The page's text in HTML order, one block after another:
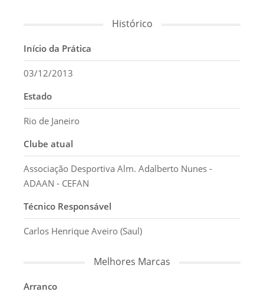
Histórico
Início da Prática
03/12/2013
Estado
Rio de Janeiro
Clube atual
Associação Desportiva Alm. Adalberto Nunes -
ADAAN - CEFAN
Técnico Responsável
Carlos Henrique Aveiro (Saul)
Melhores Marcas
Arranco